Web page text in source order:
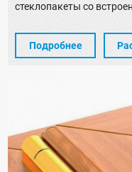
стеклопакеты со
Подробнее